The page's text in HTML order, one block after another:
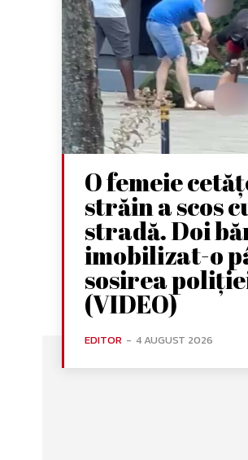
O femeie
străin a scos
stradă. Doi
imobilizat-o
sosirea
(VIDEO)
EDITOR - 4 AUGUST 2026